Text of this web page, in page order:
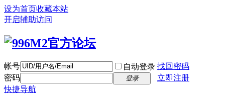
设为首页收藏本站
开启辅助访问
帐号 自动登录 找回密码
密码
登录
立即注册
快捷导航